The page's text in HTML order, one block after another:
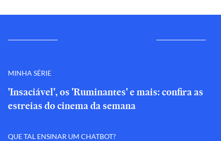
MINHA SÉRIE
'Insaciável', os 'Ruminantes' e mais: confira as
estreias do cinema da semana
QUE TAL ENSINAR UM CHATBOT?